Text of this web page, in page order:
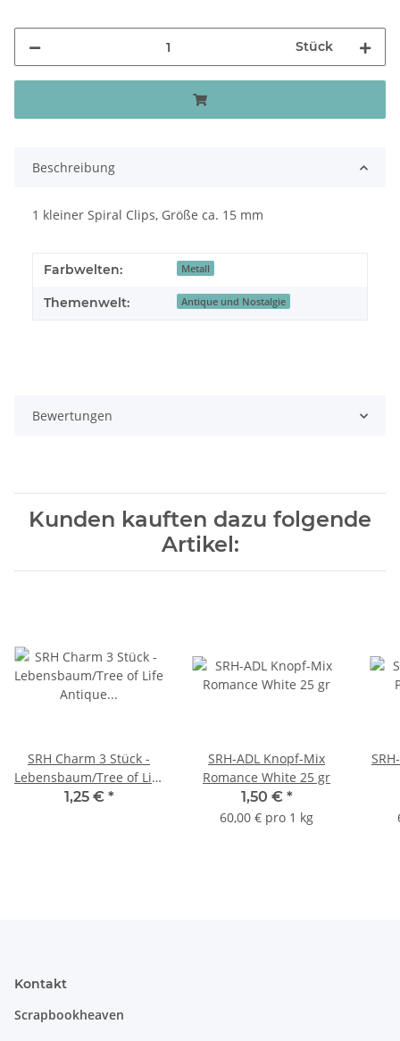
Stück
Beschreibung
1 kleiner Spiral Clips, Größe ca. 15 mm
Farbwelten: Metall
Themenwelt: Antique und Nostalgie
Bewertungen
Kunden kauften dazu folgende
Artikel:
SRH Charm 3 Stück -
Lebensbaum/Tree of Life
Antique Silber
1,25 € *
SRH-ADL Knopf-Mix
Romance White 25 gr
1,50 € *
60,00 € pro 1 kg
Kontakt
Scrapbookheaven